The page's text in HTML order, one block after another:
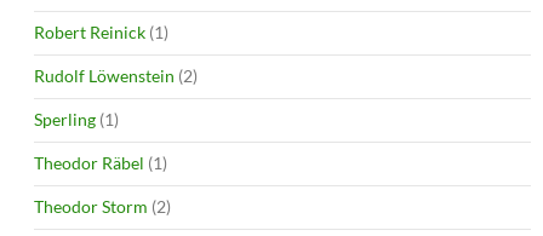
Robert Reinick (1)
Rudolf Löwenstein (2)
Sperling (1)
Theodor Räbel (1)
Theodor Storm (2)